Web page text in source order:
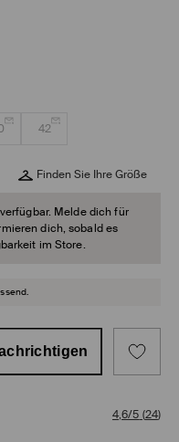
42
Finden Sie Ihre Größe
Melde dich für
dich, sobald es
im Store.
4,6/5 (24)